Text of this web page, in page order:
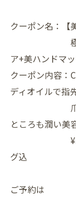
クーポン名：【
極上オー
ア+美ハンドマ
クーポン内容：
ディオイルで指
爪と爪と
ところも潤い美
グ込
ご予約は